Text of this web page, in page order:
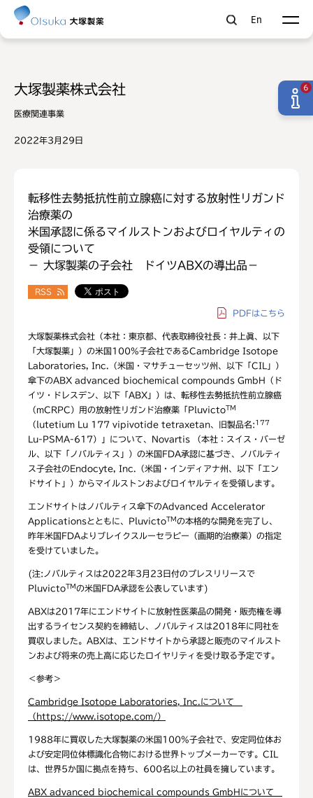
En
大塚製薬株式会社
医療関連事業
2022年3月29日
転移性去勢抵抗性前立腺癌に対する放射性リガンド
治療薬の
米国承認に係るマイルストンおよびロイヤルティの
受領について
－ 大塚製薬の子会社 ドイツABXの導出品－
RSS
PDFはこちら
大塚製薬株式会社（本社：東京都、代表取締役社長：井上眞、以下
「大塚製薬」）の米国100%子会社であるCambridge Isotope
Laboratories, Inc.（米国・マサチューセッツ州、以下「CIL」）
傘下のABX advanced biochemical compounds GmbH（ド
イツ・ドレスデン、以下「ABX」）は、転移性去勢抵抗性前立腺癌
（mCRPC）用の放射性リガンド治療薬「PluvictoTM
（lutetium Lu 177 vipivotide tetraxetan、旧製品名: 177
Lu-PSMA-617）」について、Novartis （本社：スイス・バーゼ
ル、以下「ノバルティス」）の米国FDA承認に基づき、ノバルティ
ス子会社のEndocyte, Inc.（米国・インディアナ州、以下「エン
ドサイト」）からマイルストンおよびロイヤルティを受領します。
エンドサイトはノバルティス傘下のAdvanced Accelerator
Applicationsとともに、PluvictoTMの本格的な開発を完了し、
昨年米国FDAよりブレイクスルーセラピー（画期的治療薬）の指定
を受けていました。
(注:ノバルティスは2022年3月23日付のプレスリリースで
PluvictoTMの米国FDA承認を公表しています)
ABXは2017年にエンドサイトに放射性医薬品の開発・販売権を導
出するライセンス契約を締結し、ノバルティスは2018年に同社を
買収しました。ABXは、エンドサイトから承認と販売のマイルスト
ンおよび将来の売上高に応じたロイヤリティを受け取る予定です。
＜参考＞
Cambridge Isotope Laboratories, Inc. について
（ https://www.isotope.com/）
1988年に買収した大塚製薬の米国100%子会社で、安定同位体お
よび安定同位体標識化合物における世界トップメーカーです。CIL
は、世界5か国に拠点を持ち、600名以上の社員を擁しています。
ABX advanced biochemical compounds GmbHについて
6